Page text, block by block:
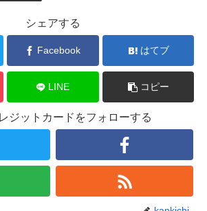
シェアする
Facebook はてブ
LINE コピー
ジットカードをフォローする